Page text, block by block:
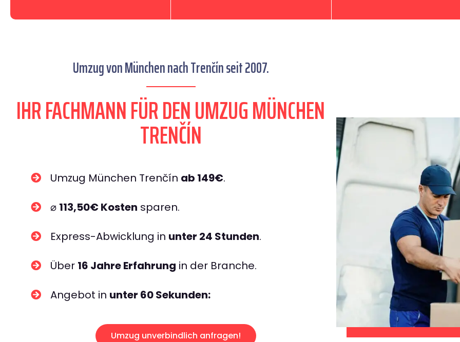
Umzug von München nach Trenčín seit 2007.
IHR FACHMANN FÜR DEN UMZUG MÜNCHEN
TRENČÍN
Umzug München Trenčín ab 149€.
⌀ 113,50€ Kosten sparen.
Express-Abwicklung in unter 24 Stunden.
Über 16 Jahre Erfahrung in der Branche.
Angebot in unter 60 Sekunden:
Umzug unverbindlich anfragen!